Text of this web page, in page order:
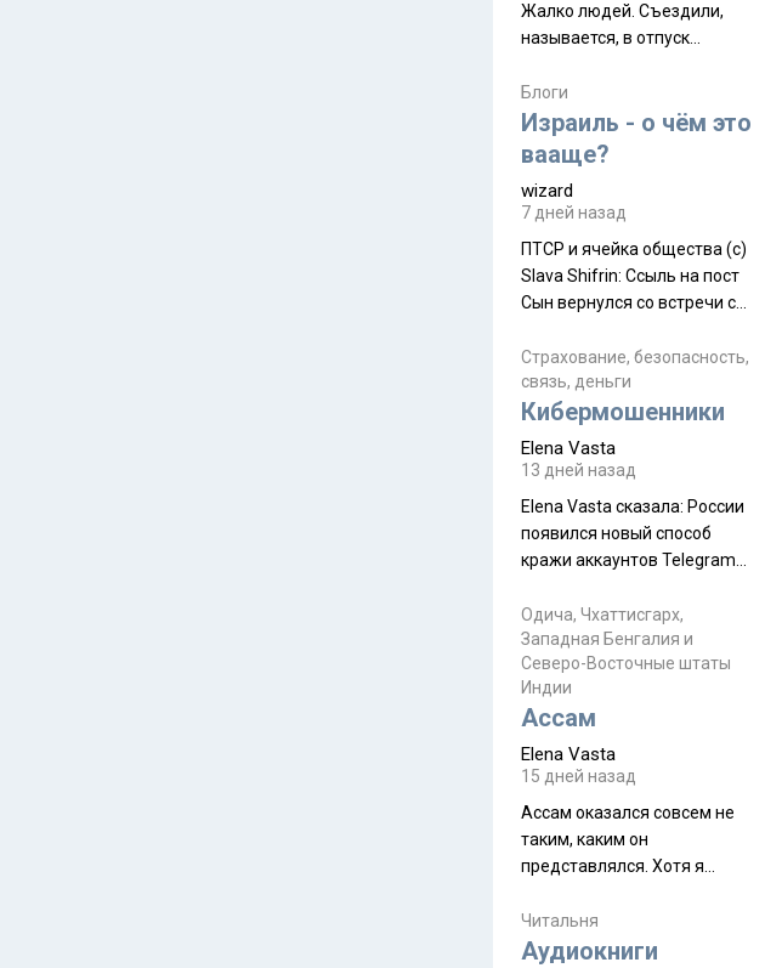
Жалко людей. Съездили,
называется, в отпуск...
Блоги
Израиль - о чём это
вааще?
wizard
7 дней назад
ПТСР и ячейка общества (с)
Slava Shifrin: Ссыль на пост
Сын вернулся со встречи с
уже, как демобилизовались,
а продолжают встречаться
почти каждую неделю) и с
разводится!" Эйтан -
семьи, из тех, кого называют
"вязаные кипы". С 2022-го
Страхование, безопасность,
связь, деньги
Кибермошенники
Elena Vasta
13 дней назад
Elena Vasta сказалa: России
появился новый способ
кражи аккаунтов Telegram
Прочитайте! У моих двух
знакомых вот так увели
аккаунты
Одича, Чхаттисгарх,
Западная Бенгалия и
Северо-Восточные штаты
Индии
Ассам
Elena Vasta
15 дней назад
Ассам оказался совсем не
таким, каким он
представлялся. Хотя я
краешек, но все же схватила
ауру штата, как-то он меня
Читальня
Аудиокниги